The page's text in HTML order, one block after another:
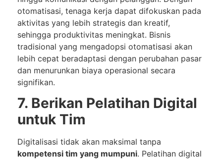
otomatisasi, tenaga kerja dapat difokuskan pada
aktivitas yang lebih strategis dan kreatif,
sehingga produktivitas meningkat. Bisnis
tradisional yang mengadopsi otomatisasi akan
lebih cepat beradaptasi dengan perubahan pasar
dan menurunkan biaya operasional secara
signifikan.
7. Berikan Pelatihan Digital
untuk Tim
Digitalisasi tidak akan maksimal tanpa
kompetensi tim yang mumpuni. Pelatihan digital